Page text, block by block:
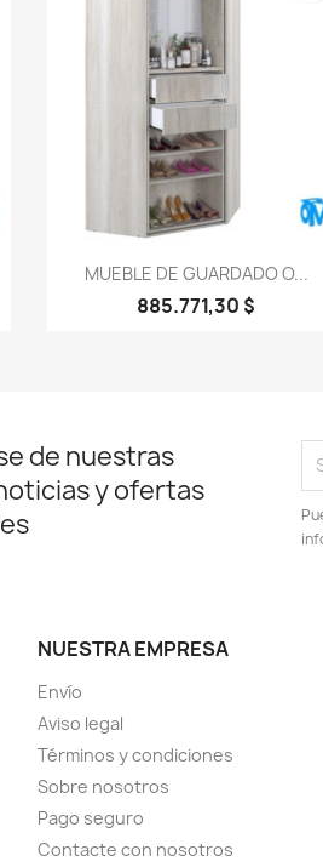
 Vista rápida
MUEBLE DE GUARDADO O...
885.771,30 $
de nuestras
y ofertas
NUESTRA EMPRESA
Envío
Aviso legal
Términos y condiciones
Sobre nosotros
Pago seguro
Contacte con nosotros